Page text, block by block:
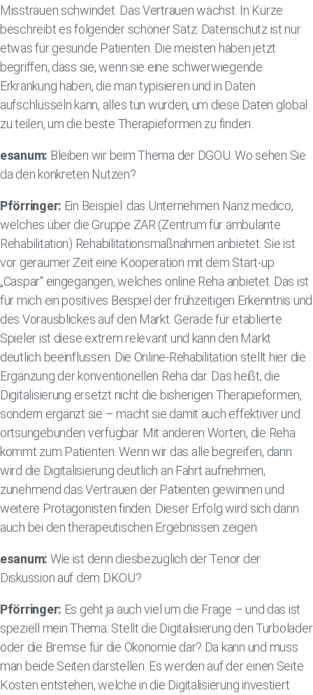
Misstrauen schwindet. Das Vertrauen wächst. In Kürze
beschreibt es folgender schöner Satz: Datenschutz ist nur
etwas für gesunde Patienten. Die meisten haben jetzt
begriffen, dass sie, wenn sie eine schwerwiegende
Erkrankung haben, die man typisieren und in Daten
aufschlüsseln kann, alles tun würden, um diese Daten global
zu teilen, um die beste Therapieformen zu finden.
esanum: Bleiben wir beim Thema der DGOU. Wo sehen Sie
da den konkreten Nutzen?
Pförringer: Ein Beispiel: das Unternehmen Nanz medico,
welches über die Gruppe ZAR (Zentrum für ambulante
Rehabilitation) Rehabilitationsmaßnahmen anbietet. Sie ist
vor geraumer Zeit eine Kooperation mit dem Start-up
„Caspar“ eingegangen, welches online Reha anbietet. Das ist
für mich ein positives Beispiel der frühzeitigen Erkenntnis und
des Vorausblickes auf den Markt. Gerade für etablierte
Spieler ist diese extrem relevant und kann den Markt
deutlich beeinflussen. Die Online-Rehabilitation stellt hier die
Ergänzung der konventionellen Reha dar. Das heißt, die
Digitalisierung ersetzt nicht die bisherigen Therapieformen,
sondern ergänzt sie – macht sie damit auch effektiver und
ortsungebunden verfügbar. Mit anderen Worten, die Reha
kommt zum Patienten. Wenn wir das alle begreifen, dann
wird die Digitalisierung deutlich an Fahrt aufnehmen,
zunehmend das Vertrauen der Patienten gewinnen und
weitere Protagonisten finden. Dieser Erfolg wird sich dann
auch bei den therapeutischen Ergebnissen zeigen.
esanum: Wie ist denn diesbezüglich der Tenor der
Diskussion auf dem DKOU?
Pförringer: Es geht ja auch viel um die Frage – und das ist
speziell mein Thema: Stellt die Digitalisierung den Turbolader
oder die Bremse für die Ökonomie dar? Da kann und muss
man beide Seiten darstellen. Es werden auf der einen Seite
Kosten entstehen, welche in die Digitalisierung investiert